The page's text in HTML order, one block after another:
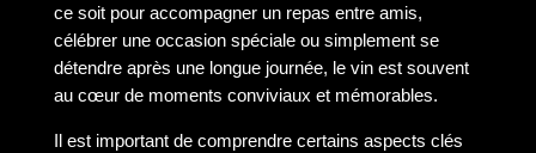
ce soit pour accompagner un repas entre amis,
célébrer une occasion spéciale ou simplement se
détendre après une longue journée, le vin est souvent
au cœur de moments conviviaux et mémorables.
Il est important de comprendre certains aspects clés